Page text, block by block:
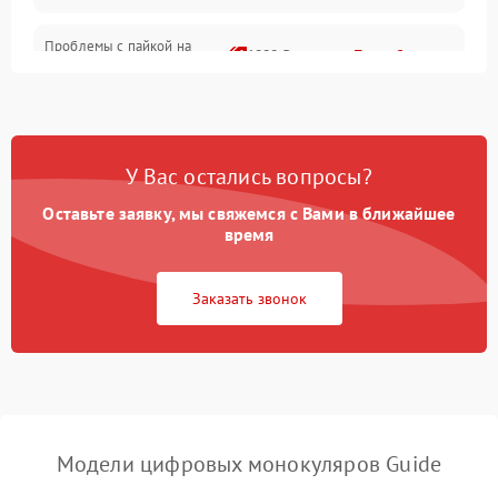
Проблемы с пайкой на
1000 ₽ Подробнее →
процессора
Повреждение внутренних
проводов
500 ₽
Неисправность Wi-
Fi/Bluetooth модуля
1500 ₽
изображения
У Вас остались вопросы?
Оставьте заявку, мы свяжемся с Вами в ближайшее
время
Заказать звонок
Модели цифровых монокуляров Guide